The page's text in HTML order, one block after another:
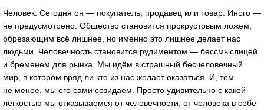
Человек. Сегодня он — покупатель, продавец или товар. Иного —
не предусмотрено. Общество становится прокрустовым ложем,
обрезающим всё лишнее, но именно это лишнее делает нас
людьми. Человечность становится рудиментом — бессмыслицей
и бременем для рынка. Мы идём в страшный бесчеловечный
мир, в котором вряд ли кто из нас желает оказаться. И, тем
не менее, мы его сами созидаем. Просто удивительно с какой
лёгкостью мы отказываемся от человечности, от человека в себе